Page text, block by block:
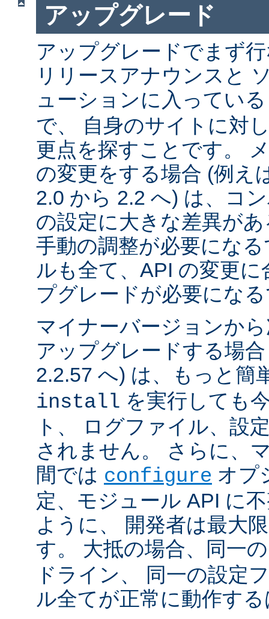
アップグレード
アップグレードでまず
リリースアナウンスと
ューションに入ってい
で、 自身のサイトに対
更点を探すことです。
の変更をする場合 (例え
2.0 から 2.2 へ) は、コ
の設定に大きな差異が
手動の調整が必要にな
ルも全て、API の変更
プグレードが必要にな
マイナーバージョンか
アップグレードする場
2.2.57 へ) は、もっと簡
install を実行しても
ト、 ログファイル、設
されません。 さらに、
間では configure オプ
定、モジュール API に
ように、 開発者は最大
す。 大抵の場合、同一
ドライン、 同一の設定
ル全てが正常に動作す